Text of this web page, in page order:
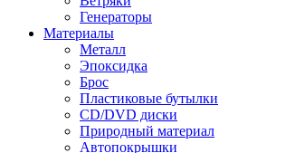
Генераторы
Материалы
Металл
Эпоксидка
Брос
Пластиковые бутылки
CD/DVD диски
Природный материал
Автопокрышки